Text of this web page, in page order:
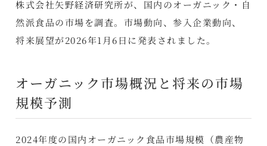
株式会社矢野経済研究所が、国内のオーガニック・自
然派食品の市場を調査。市場動向、参入企業動向、
将来展望が2026年1月6日に発表されました。
オーガニック市場概況と将来の市場
規模予測
2024年度の国内オーガニック食品市場規模（農産物